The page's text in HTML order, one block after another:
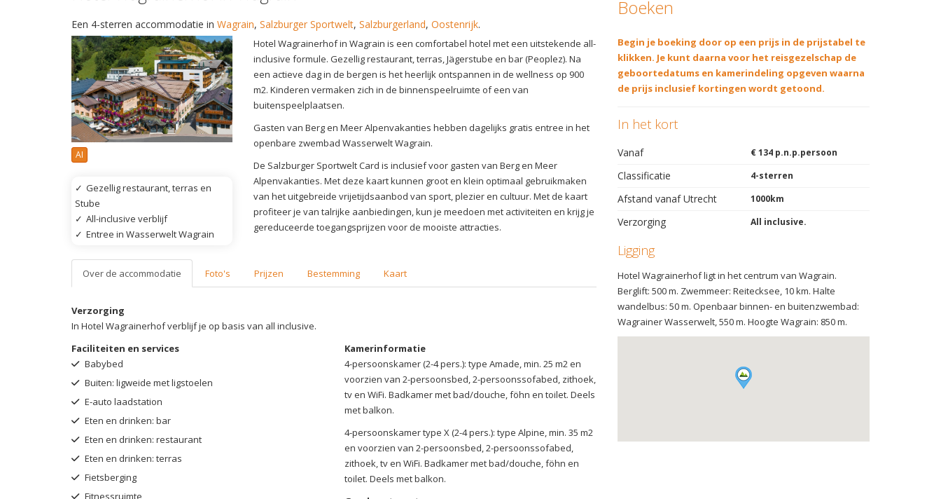
Een 4-sterren accommodatie in Wagrain, Salzburger Sportwelt, Salzburgerland, Oostenrijk.
AI
✓ Gezellig restaurant, terras en
Stube
✓ All-inclusive verblijf
✓ Entree in Wasserwelt Wagrain
Hotel Wagrainerhof in Wagrain is een comfortabel hotel met een uitstekende all-
inclusive formule. Gezellig restaurant, terras, Jägerstube en bar (Peoplez). Na
een actieve dag in de bergen is het heerlijk ontspannen in de wellness op 900
m2. Kinderen vermaken zich in de binnenspeelruimte of een van
buitenspeelplaatsen.
Gasten van Berg en Meer Alpenvakanties hebben dagelijks gratis entree in het
openbare zwembad Wasserwelt Wagrain.
De Salzburger Sportwelt Card is inclusief voor gasten van Berg en Meer
Alpenvakanties. Met deze kaart kunnen groot en klein optimaal gebruikmaken
van het uitgebreide vrijetijdsaanbod van sport, plezier en cultuur. Met de kaart
profiteer je van talrijke aanbiedingen, kun je meedoen met activiteiten en krijg je
gereduceerde toegangsprijzen voor de mooiste attracties.
Over de accommodatie Foto's Prijzen Bestemming Kaart
Verzorging
In Hotel Wagrainerhof verblijf je op basis van all inclusive.
Faciliteiten en services
Babybed
Buiten: ligweide met ligstoelen
E-auto laadstation
Eten en drinken: bar
Eten en drinken: restaurant
Eten en drinken: terras
Fietsberging
Fitnessruimte
Kamerinformatie
4-persoonskamer (2-4 pers.): type Amade, min. 25 m2 en
voorzien van 2-persoonsbed, 2-persoonssofabed, zithoek,
tv en WiFi. Badkamer met bad/douche, föhn en toilet. Deels
met balkon.
4-persoonskamer type X (2-4 pers.): type Alpine, min. 35 m2
en voorzien van 2-persoonsbed, 2-persoonssofabed,
zithoek, tv en WiFi. Badkamer met bad/douche, föhn en
toilet. Deels met balkon.
Boeken
Begin je boeking door op een prijs in de prijstabel te
klikken. Je kunt daarna voor het reisgezelschap de
geboortedatums en kamerindeling opgeven waarna
de prijs inclusief kortingen wordt getoond.
In het kort
Vanaf € 134 p.n.p.persoon
Classificatie 4-sterren
Afstand vanaf Utrecht 1000km
Verzorging All inclusive.
Ligging
Hotel Wagrainerhof ligt in het centrum van Wagrain.
Berglift: 500 m. Zwemmeer: Reitecksee, 10 km. Halte
wandelbus: 50 m. Openbaar binnen- en buitenzwembad:
Wagrainer Wasserwelt, 550 m. Hoogte Wagrain: 850 m.